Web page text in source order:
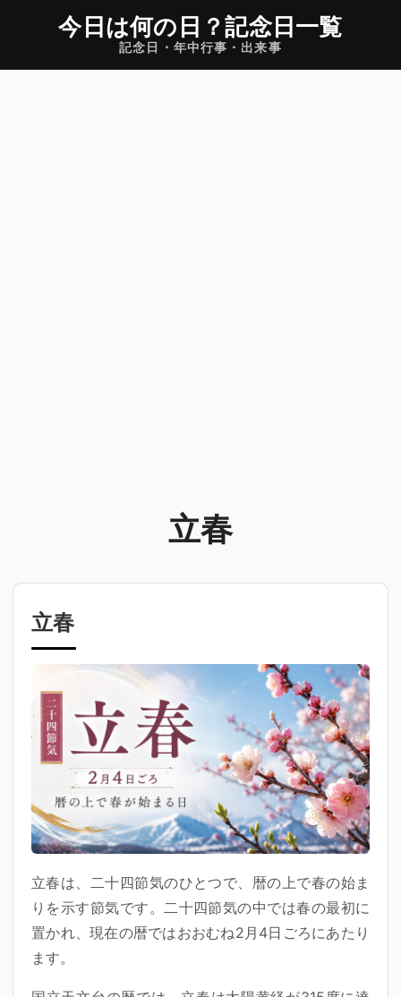
今日は何の日 ？記念日一覧
記念日・年中行事・出来事
立春
立春
立春は、二十四節気のひとつで、暦の上で春の始ま
りを示す節気です。二十四節気の中では春の最初に
置かれ、現在の暦ではおおむね2月4日ごろにあたり
ます。